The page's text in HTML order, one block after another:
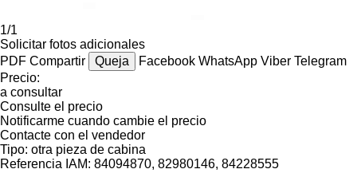
1/1
Solicitar fotos adicionales
PDF Compartir Queja Facebook WhatsApp Viber Telegram
Precio:
a consultar
Consulte el precio
Notificarme cuando cambie el precio
Contacte con el vendedor
Tipo: otra pieza de cabina
Referencia IAM: 84094870, 82980146, 84228555